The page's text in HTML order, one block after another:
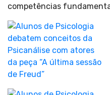
competências